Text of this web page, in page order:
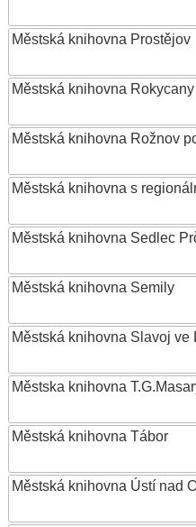
Městská knihovna Prostějov
Městská knihovna Rokycany
Městská knihovna Rožnov
Městská knihovna s
Městská knihovna Sedlec
Městská knihovna Semily
Městská knihovna Slavoj
Městska knihovna
Městská knihovna Tábor
Městská knihovna Ústí nad